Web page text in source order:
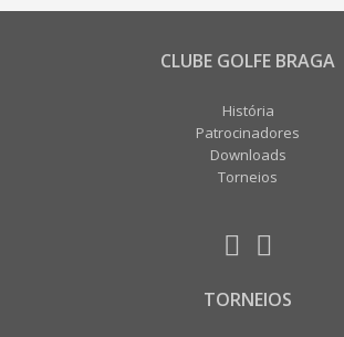
CLUBE GOLFE BRAGA
História
Patrocinadores
Downloads
Torneios
TORNEIOS